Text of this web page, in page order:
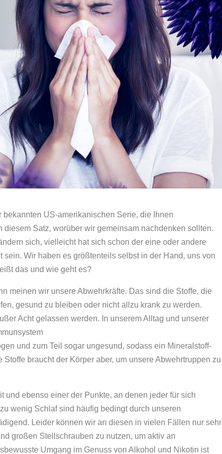
bekannten US-amerikanischen Serie, die Ihnen
Satz, worüber wir gemeinsam nachdenken sollten.
sich, vielleicht hat sich schon der eine oder andere
Wir haben es größtenteils selbst in der Hand, uns von
das und wie geht es?
meinen wir unsere Abwehrkräfte. Das sind die Stoffe, die
gesund zu bleiben oder nicht allzu krank zu werden.
Acht gelassen werden. In unserem Alltag und unserer
und zum Teil sogar ungesund, sodass ein Mineralstoff-
braucht der Körper aber, um unsere Abwehrtruppen zu
und ebenso einer der Punkte, an denen jeder für sich
wenig Schlaf sind häufig bedingt durch unseren
Leider können wir an diesen in vielen Fällen nur sehr
großen Stellschrauben zu nutzen, um aktiv an
Umgang im Genuss von Alkohol und Nikotin ist